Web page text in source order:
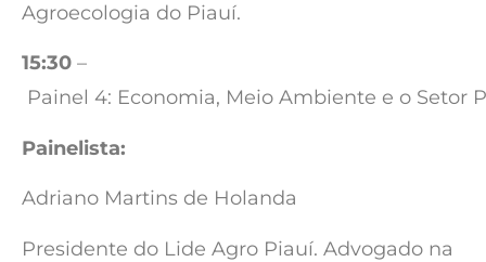
Agroecologia do Piauí.
15:30 –
Painel 4: Economia, Meio Ambiente e o Setor
Painelista:
Adriano Martins de Holanda
Presidente do Lide Agro Piauí. Advogado na